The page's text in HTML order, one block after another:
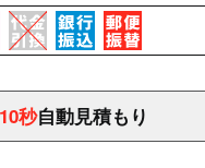
10秒自動見積もり